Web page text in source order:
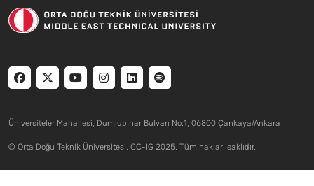
Social menu
Üniversiteler Mahallesi, Dumlupınar Bulvarı No:1, 06800 Çankaya/Ankara
© Orta Doğu Teknik Üniversitesi. CC-IG 2025. Tüm hakları saklıdır.